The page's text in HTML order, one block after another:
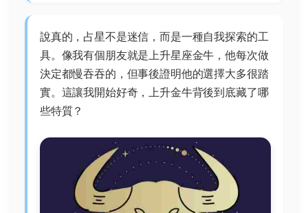
說真的，占星不是迷信，而是一種自我探索的工
具。像我有個朋友就是上升星座金牛，他每次做
決定都慢吞吞的，但事後證明他的選擇大多很踏
實。這讓我開始好奇，上升金牛背後到底藏了哪
些特質？